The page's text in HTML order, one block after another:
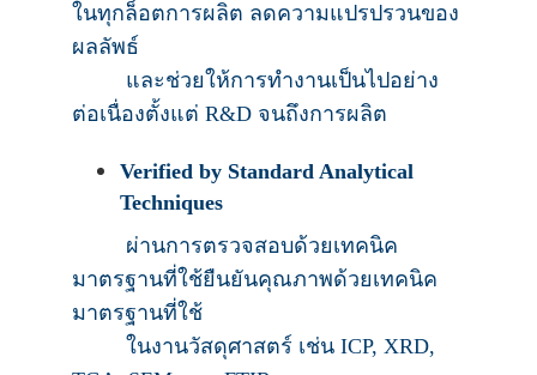
ในทุกล็อตการผลิต ลดความแปรปรวนของ
ผลลัพธ์
และช่วยให้การทำงานเป็นไปอย่าง
ต่อเนื่องตั้งแต่ R&D จนถึงการผลิต
Verified by Standard Analytical
Techniques
ผ่านการตรวจสอบด้วยเทคนิค
มาตรฐานที่ใช้ยืนยันคุณภาพด้วยเทคนิค
มาตรฐานที่ใช้
ในงานวัสดุศาสตร์ เช่น ICP, XRD,